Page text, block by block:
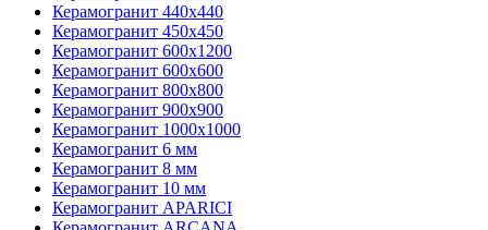
Керамогранит 440х440
Керамогранит 450х450
Керамогранит 600х1200
Керамогранит 600х600
Керамогранит 800х800
Керамогранит 900х900
Керамогранит 1000х1000
Керамогранит 6 мм
Керамогранит 8 мм
Керамогранит 10 мм
Керамогранит APARICI